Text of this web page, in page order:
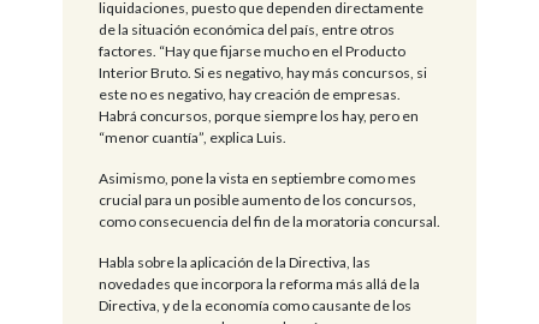
liquidaciones, puesto que dependen directamente
de la situación económica del país, entre otros
factores. “Hay que fijarse mucho en el Producto
Interior Bruto. Si es negativo, hay más concursos, si
este no es negativo, hay creación de empresas.
Habrá concursos, porque siempre los hay, pero en
“menor cuantía”, explica Luis.
Asimismo, pone la vista en septiembre como mes
crucial para un posible aumento de los concursos,
como consecuencia del fin de la moratoria concursal.
Habla sobre la aplicación de la Directiva, las
novedades que incorpora la reforma más allá de la
Directiva, y de la economía como causante de los